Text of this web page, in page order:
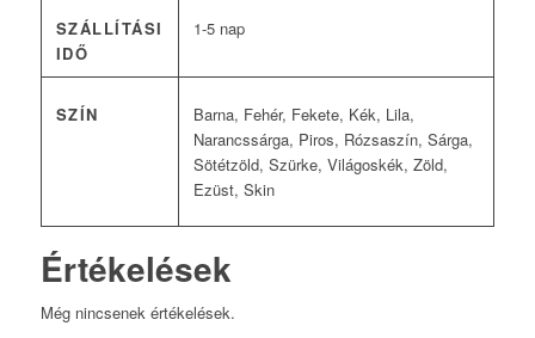
SZÁLLÍTÁSI
IDŐ
1-5 nap
SZÍN
Barna, Fehér, Fekete, Kék, Lila,
Narancssárga, Piros, Rózsaszín, Sárga,
Sötétzöld, Szürke, Világoskék, Zöld,
Ezüst, Skin
Értékelések
Még nincsenek értékelések.